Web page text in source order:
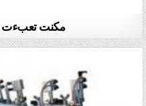
مكنت تعبءت